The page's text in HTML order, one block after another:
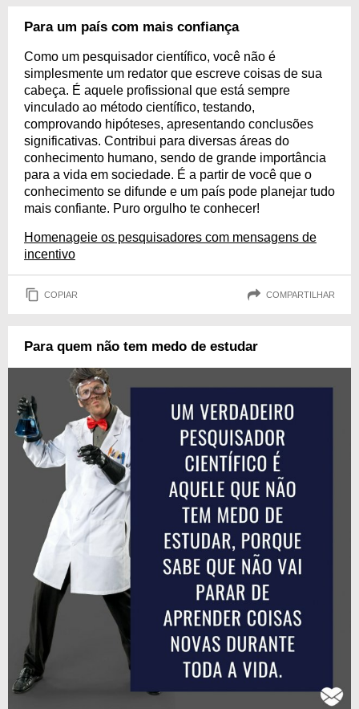
Para um país com mais confiança
Como um pesquisador científico, você não é
simplesmente um redator que escreve coisas de sua
cabeça. É aquele profissional que está sempre
vinculado ao método científico, testando,
comprovando hipóteses, apresentando conclusões
significativas. Contribui para diversas áreas do
conhecimento humano, sendo de grande importância
para a vida em sociedade. É a partir de você que o
conhecimento se difunde e um país pode planejar tudo
mais confiante. Puro orgulho te conhecer!
Homenageie os pesquisadores com mensagens de
incentivo
COPIAR COMPARTILHAR
Para quem não tem medo de estudar